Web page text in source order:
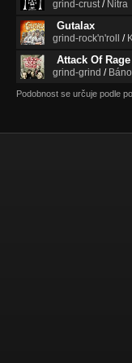
grind-crust/ Nitra
Gutalax
grind-rock'n'roll /
Attack Of Rage
grind-grind /
Podobnost se určuje podle